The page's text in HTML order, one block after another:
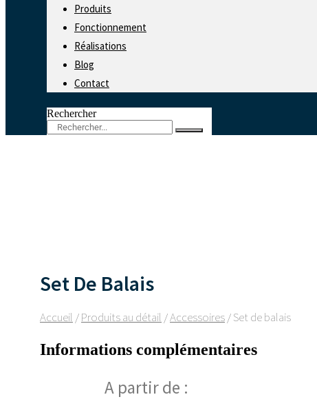
Produits
Fonctionnement
Réalisations
Blog
Contact
Rechercher
Set De Balais
Accueil /Produits au détail /Accessoires/ Set de balais
Informations complémentaires
A partir de :